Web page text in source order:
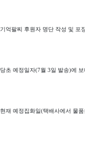
기억팔찌 후원자 명단 작성 및 포
당초 예정일자(7월 3일 발송)에
현재 예정집화일(택배사에서 물